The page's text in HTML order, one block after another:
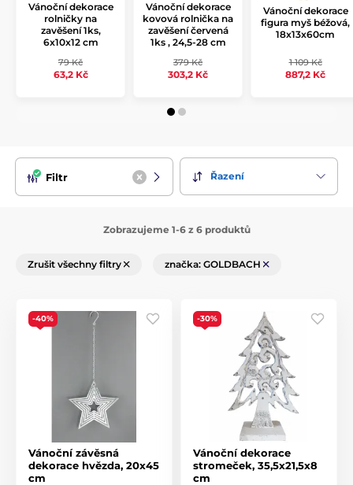
Vánoční dekorace
rolničky na
zavěšení 1ks,
6x10x12 cm
79 Kč
63,2 Kč
Vánoční dekorace
kovová rolnička na
zavěšení červená
1ks , 24,5-28 cm
379 Kč
303,2 Kč
Vánoční dekorace
figura myš béžová,
18x13x60cm
1 109 Kč
887,2 Kč
Filtr Řazení
Zobrazujeme 1-6 z 6 produktů
Zrušit všechny filtry značka: GOLDBACH
-40%
Vánoční závěsná
dekorace hvězda, 20x45
cm
-30%
Vánoční dekorace
stromeček, 35,5x21,5x8
cm